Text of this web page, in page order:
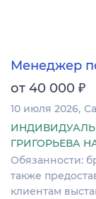
Менеджер
от 40 000 ₽
10 июля 2026
ГРИГОРЬЕВА
Обязанности:
также
клиентам